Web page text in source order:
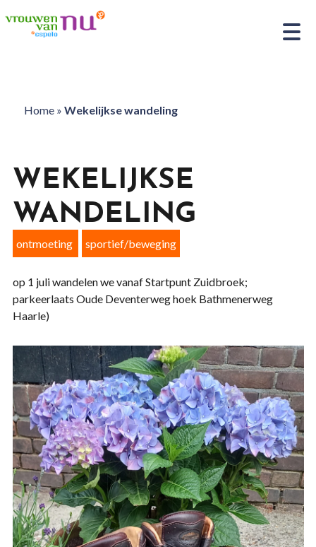
Home» Wekelijkse wandeling
WEKELIJKSE
WANDELING
ontmoeting sportief/beweging
op 1 juli wandelen we vanaf Startpunt Zuidbroek;
parkeerlaats Oude Deventerweg hoek Bathmenerweg
Haarle)